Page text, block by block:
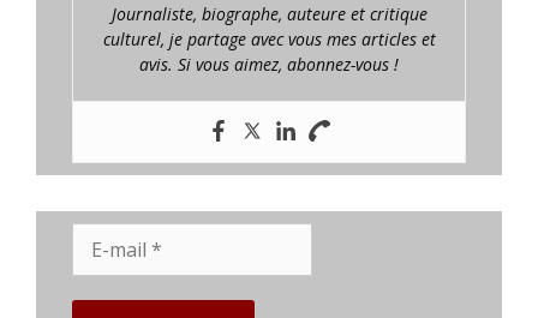
Journaliste, biographe, auteure et critique
culturel, je partage avec vous mes articles et
avis. Si vous aimez, abonnez-vous !
mail